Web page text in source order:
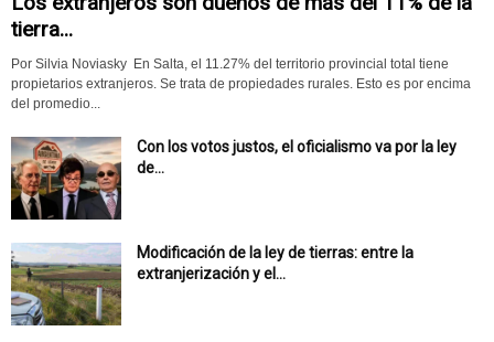
tierra...
Por Silvia Noviasky En Salta, el 11.27% del territorio provincial total tiene
propietarios extranjeros. Se trata de propiedades rurales. Esto es por encima
del promedio...
Con los votos justos, el oficialismo va por la ley
de...
Modificación de la ley de tierras: entre la
extranjerización y el...